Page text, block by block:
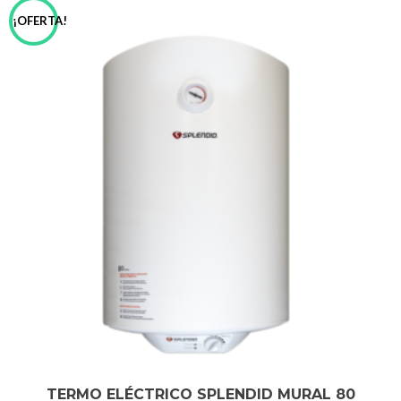
¡OFERTA!
TERMO ELÉCTRICO SPLENDID MURAL 80